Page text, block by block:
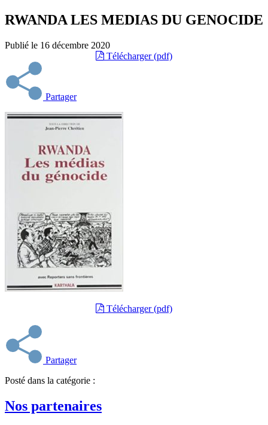
RWANDA LES MEDIAS DU GENOCIDE
Publié le 16 décembre 2020
Télécharger (pdf)
Partager
Télécharger (pdf)
Partager
Posté dans la catégorie :
Nos partenaires